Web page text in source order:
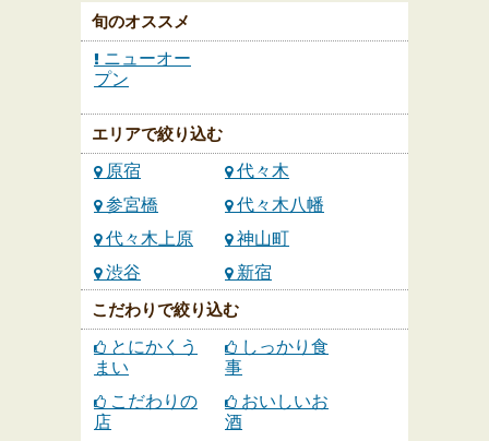
旬のオススメ
ニューオー
プン
エリアで絞り込む
原宿
代々木
参宮橋
代々木八幡
代々木上原
神山町
渋谷
新宿
こだわりで絞り込む
とにかくう
まい
しっかり食
事
こだわりの
店
おいしいお
酒